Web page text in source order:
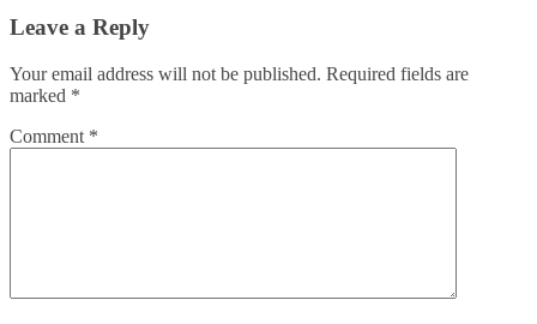
Leave a Reply
Your email address will not be published. Required fields are
marked *
Comment *